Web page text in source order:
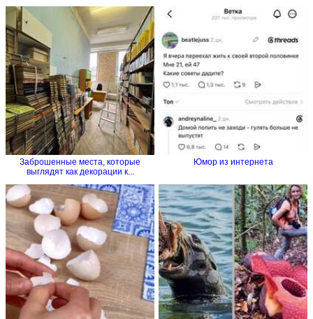
Заброшенные места, которые
выглядят как декорации к...
Юмор из интернета